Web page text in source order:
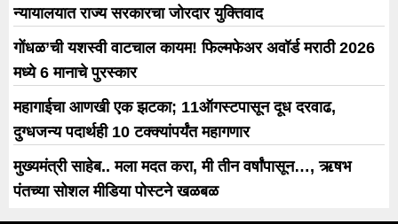
न्यायालयात राज्य सरकारचा जोरदार युक्तिवाद
गोंधळ’ची यशस्वी वाटचाल कायम! फिल्मफेअर अवॉर्ड मराठी 2026
मध्ये 6 मानाचे पुरस्कार
महागाईचा आणखी एक झटका; 11ऑगस्टपासून दूध दरवाढ,
दुग्धजन्य पदार्थही 10 टक्क्यांपर्यंत महागणार
मुख्यमंत्री साहेब.. मला मदत करा, मी तीन वर्षांपासून…, ऋषभ
पंतच्या सोशल मीडिया पोस्टने खळबळ